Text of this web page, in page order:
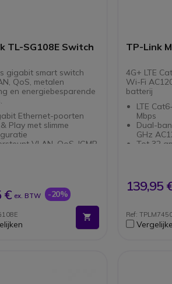
TL-SG108E Switch
gigabit smart switch
QoS, metalen
en energiebesparende
Ethernet-poorten
Play met slimme
VLAN, QoS, IGMP
en
GUI en Utility-beheer
efficiënte technologie
€ ex. BTW -20%
TP-Link
4G+ LTE
Wi-Fi
batterij
LTE
Mbps
Dual-
GHz
Tot 32
1,44″
netwerk-
Beheer
(iOS/
139,95
Ref: